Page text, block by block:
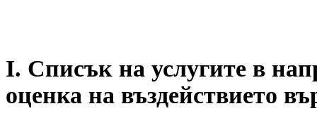
I. Списък на услугите в
оценка на въздействието